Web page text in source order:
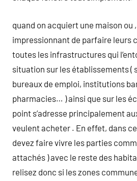
quand on acquiert une maison ou
impressionnant de parfaire leurs
toutes les infrastructures qui
situation sur les établissements (
bureaux de emploi, institutions
pharmacies… ) ainsi que sur les
point s’adresse principalement
veulent acheter . En effet, dans
devez faire vivre les parties
attachés ) avec le reste des
relisez donc si les zones